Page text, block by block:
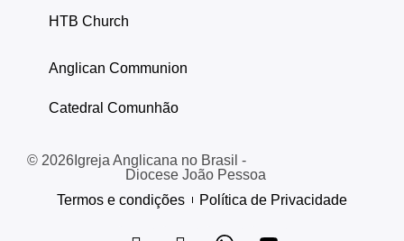
HTB Church
Anglican Communion
Catedral Comunhão
© 2026 Igreja Anglicana no Brasil -
Diocese João Pessoa
Termos e condições
Política de Privacidade